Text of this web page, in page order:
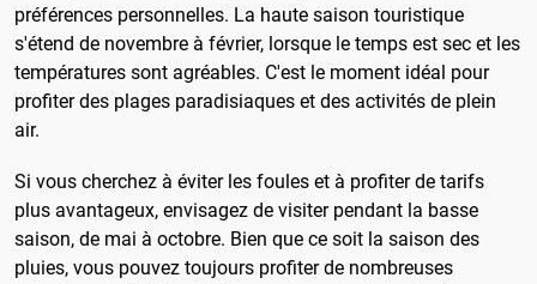
préférences personnelles. La haute saison touristique
s'étend de novembre à février, lorsque le temps est sec et les
températures sont agréables. C'est le moment idéal pour
profiter des plages paradisiaques et des activités de plein
air.
Si vous cherchez à éviter les foules et à profiter de tarifs
plus avantageux, envisagez de visiter pendant la basse
saison, de mai à octobre. Bien que ce soit la saison des
pluies, vous pouvez toujours profiter de nombreuses